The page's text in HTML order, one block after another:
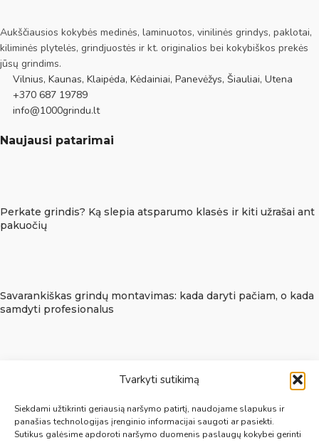
Tvarkyti sutikimą
Siekdami užtikrinti geriausią naršymo patirtį, naudojame slapukus ir
panašias technologijas įrenginio informacijai saugoti ar pasiekti.
Sutikus galėsime apdoroti naršymo duomenis paslaugų kokybei gerinti
Aukščiausios kokybės medinės, laminuotos, vinilinės grindys, paklotai,
kiliminės plytelės, grindjuostės ir kt. originalios bei kokybiškos prekės
jūsų grindims.
Vilnius, Kaunas, Klaipėda, Kėdainiai, Panevėžys, Šiauliai, Utena
+370 687 19789
info@1000grindu.lt
Naujausi patarimai
Perkate grindis? Ką slepia atsparumo klasės ir kiti užrašai ant
pakuočių
Savarankiškas grindų montavimas: kada daryti pačiam, o kada
samdyti profesionalus
Grindų pakeitimas be dulkių: kada galima kloti naują grindų
Informacija